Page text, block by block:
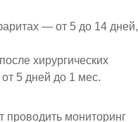
— от 5 до 14 дней,
хирургических
5 дней до 1 мес.
проводить мониторинг